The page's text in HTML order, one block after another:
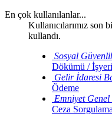
En çok kullanılanlar...
Kullanıcılarımız son
kullandı.
Sosyal
Dökümü /
Gelir İdaresi
Ödeme
Emniyet
Ceza Sorgulama